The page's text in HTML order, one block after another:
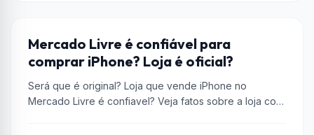
DICAS
Mercado Livre é confiável para
comprar iPhone? Loja é oficial?
Será que é original? Loja que vende iPhone no
Mercado Livre é confiavel? Veja fatos sobre a loja com